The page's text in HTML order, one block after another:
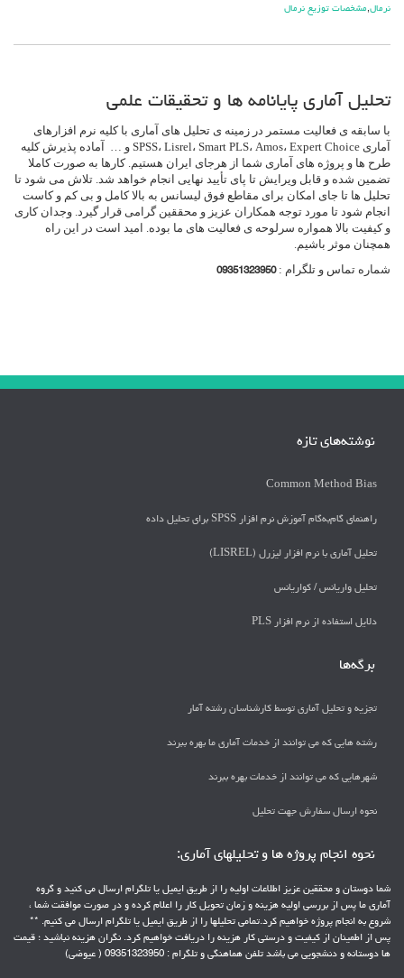
نرمال,مشخصات توزيع نرمال
تحلیل آماری پایانامه ها و تحقیقات علمی
با سابقه ی فعالیت مستمر در زمینه ی تحلیل های آماری با کلیه نرم افزارهای
آماری SPSS، Lisrel، Smart PLS، Amos، Expert Choice و … آماده پذیرش کلیه
طرح ها و پروژه های آماری شما از هرجای ایران هستیم. کارها به صورت کاملا
تضمین شده و قابل ویرایش تا پای تأیید نهایی انجام خواهد شد. تلاش می شود تا
تحلیل ها تا جای امکان برای مقاطع فوق لیسانس به بالا کامل و بی کم و کاست
انجام شود تا مورد توجه همکاران عزیز و محققین گرامی قرار گیرد. وجدان کاری
و کیفیت بالا همواره سرلوحه ی فعالیت های ما بوده. امید است در این راه
همچنان موثر باشیم.
شماره تماس و تلگرام :09351323950
نوشته‌های تازه
Common Method Bias
راهنمای گام‌به‌گام آموزش نرم افزار SPSS برای تحلیل داده
تحلیل آماری با نرم افزار لیزرل (LISREL)
تحليل واريانس / كواريانس
دلايل استفاده از نرم افزار PLS
برگه‌ها
تجزیه و تحلیل آماری توسط کارشناسان رشته آمار
رشته هایی که می توانند از خدمات آماری ما بهره ببرند
شهرهایی که می توانند از خدمات بهره ببرند
نحوه ارسال سفارش جهت تحلیل
نحوه انجام پروژه ها و تحلیلهای آماری:
شما دوستان و محققین عزیز اطلاعات اولیه را از طریق ایمیل یا تلگرام ارسال می کنید و گروه
آماری ما پس از بررسی اولیه هزینه و زمان تحویل کار را اعلام کرده و در صورت موافقت شما ،
شروع به انجام پروژه خواهیم کرد.تمامی تحلیلها را از طریق ایمیل یا تلگرام ارسال می کنیم. **
پس از اطمینان از کیفیت و درستی کار هزینه را دریافت خواهیم کرد. نگران هزینه نباشید ؛ قیمت
ها دوستانه و دنشجویی می باشد تلفن هماهنگی و تلگرام : 09351323950 ( عیوضی)